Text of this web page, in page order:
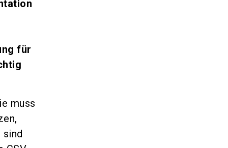
für
muss
sind